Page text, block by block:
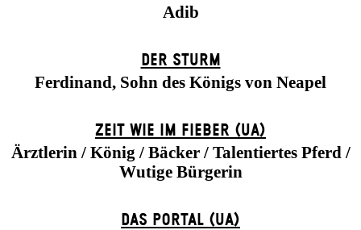
Adib
DER STURM
Ferdinand, Sohn des Königs von Neapel
ZEIT WIE IM FIEBER (UA)
Ärztlerin / König / Bäcker / Talentiertes Pferd /
Wutige Bürgerin
DAS POR­TAL (UA)